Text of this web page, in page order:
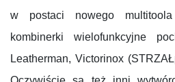
w postaci nowego multitoola
kombinerki wielofunkcyjne
Leatherman, Victorinox